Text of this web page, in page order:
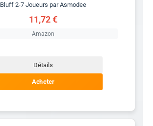
Bluff 2-7 Joueurs par Asmodee
11,72 €
Amazon
Détails
Acheter